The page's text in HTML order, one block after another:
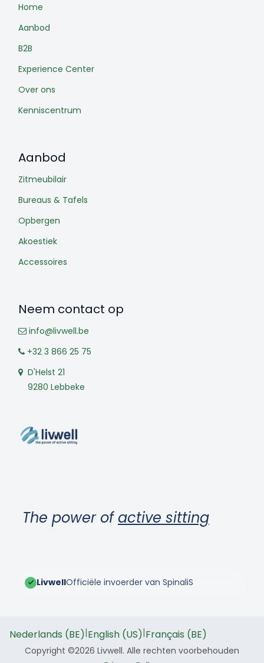
Home
Aanbod
B2B
Experience Center
Over ons
Kenniscentrum
Aanbod
Zitmeubilair
Bureaus & Tafels
Opbergen
Akoestiek
Accessoires
Neem contact op
info@livwell.be
+32 3 866 25 75
D'Helst 21
9280 Lebbeke
The power ofactive sitting
LivwellOfficiële invoerder van SpinaliS
Copyright ©2026 Livwell. Alle rechten voorbehouden
Nederlands (BE)|English (US)|Français (BE)